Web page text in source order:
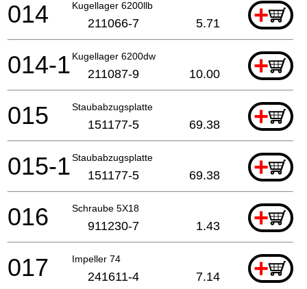
Kugellager 6200llb +
014 211066-7 5.71
Kugellager 6200dw +
014-1 211087-9 10.00
Staubabzugsplatte +
015 151177-5 69.38
Staubabzugsplatte +
015-1 151177-5 69.38
Schraube 5X18 +
016 911230-7 1.43
Impeller 74 +
017 241611-4 7.14